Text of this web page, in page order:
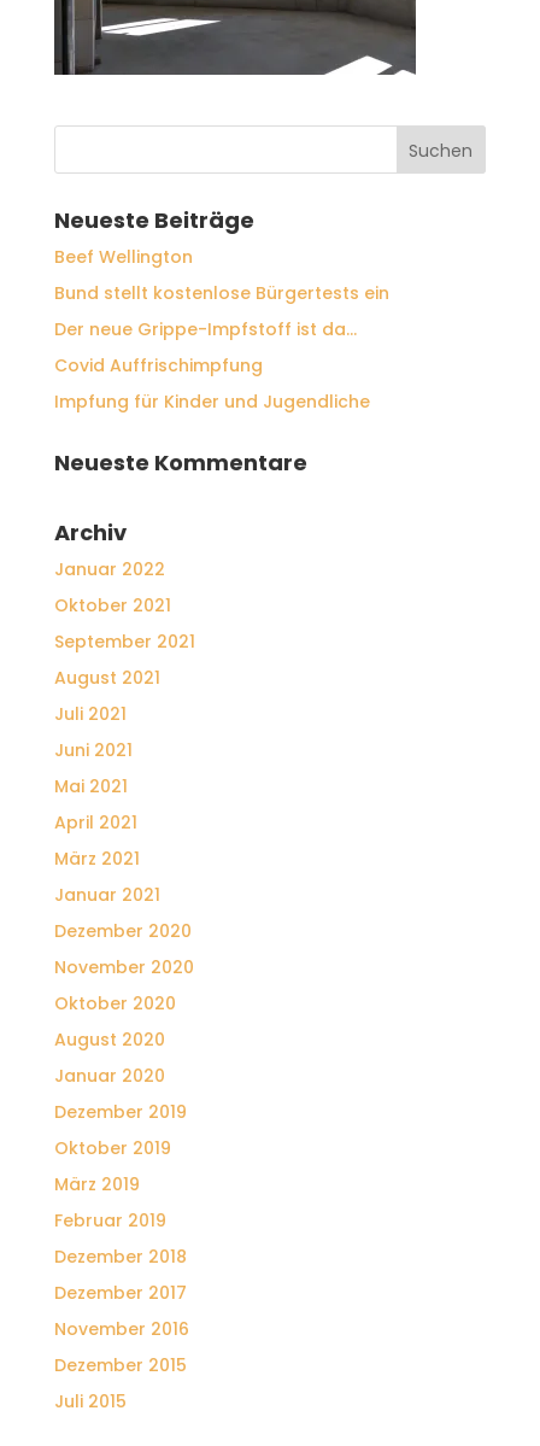
Neueste Beiträge
Beef Wellington
Bund stellt kostenlose Bürgertests ein
Der neue Grippe-Impfstoff ist da…
Covid Auffrischimpfung
Impfung für Kinder und Jugendliche
Neueste Kommentare
Archiv
Januar 2022
Oktober 2021
September 2021
August 2021
Juli 2021
Juni 2021
Mai 2021
April 2021
März 2021
Januar 2021
Dezember 2020
November 2020
Oktober 2020
August 2020
Januar 2020
Dezember 2019
Oktober 2019
März 2019
Februar 2019
Dezember 2018
Dezember 2017
November 2016
Dezember 2015
Juli 2015